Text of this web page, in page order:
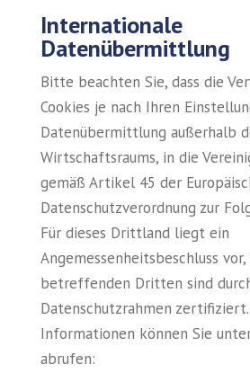
Internationale
Datenübermittlung
Bitte beachten Sie, dass die
Cookies je nach Ihren
Datenübermittlung außerhalb
Wirtschaftsraums, in die
gemäß Artikel 45 der
Datenschutzverordnung zur
Für dieses Drittland liegt ein
Angemessenheitsbeschluss
betreffenden Dritten sind
Datenschutzrahmen
Informationen können Sie
abrufen: